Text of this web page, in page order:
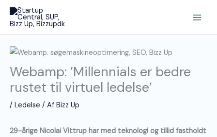
indholdet
Webamp: ’Millennials er bedre
rustet til virtuel ledelse’
/ Ledelse / Af Bizz Up
29-årige Nicolai Vittrup har med teknologi og tillid fastholdt